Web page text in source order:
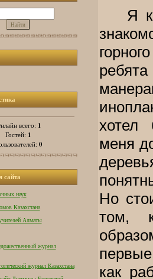
всего: 1
Гостей: 1
0
сайта
наук
Казахстана
Алматы
журнал
журнал Казахстана
Я
хотел
меня
Но
том,
как